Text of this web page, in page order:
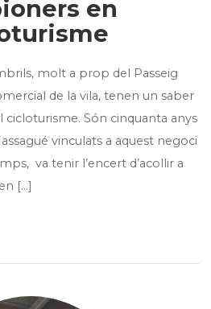
en
molt a prop del Passeig
de la vila, tenen un saber
cicloturisme. Són cinquanta anys
vinculats a aquest negoci
va tenir l’encert d’acollir a
[…]